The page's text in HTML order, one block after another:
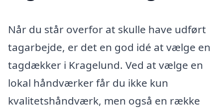
Når du står overfor at skulle have udført
tagarbejde, er det en god idé at vælge en
tagdækker i Kragelund. Ved at vælge en
lokal håndværker får du ikke kun
kvalitetshåndværk, men også en række